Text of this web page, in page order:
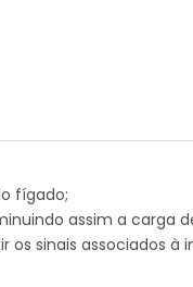
fígado;
assim a carga
os sinais associados à